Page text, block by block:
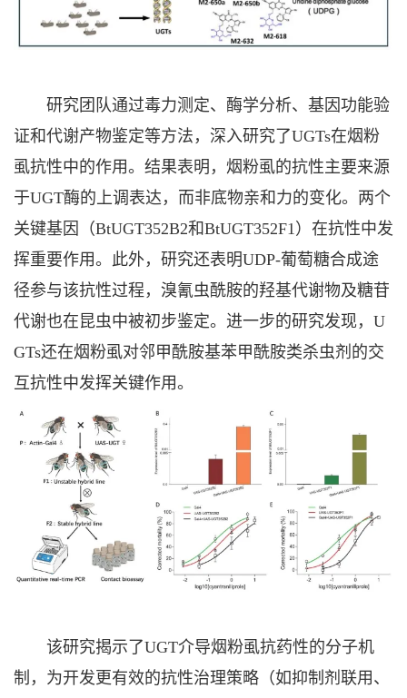
研究团队通过毒力测定、酶学分析、基因功能验
证和代谢产物鉴定等方法，深入研究了UGTs在烟粉
虱抗性中的作用。结果表明，烟粉虱的抗性主要来源
于UGT酶的上调表达，而非底物亲和力的变化。两个
关键基因（BtUGT352B2和BtUGT352F1）在抗性中发
挥重要作用。此外，研究还表明UDP-葡萄糖合成途
径参与该抗性过程，溴氰虫酰胺的羟基代谢物及糖苷
代谢也在昆虫中被初步鉴定。进一步的研究发现，U
GTs还在烟粉虱对邻甲酰胺基苯甲酰胺类杀虫剂的交
互抗性中发挥关键作用。
该研究揭示了UGT介导烟粉虱抗药性的分子机
制，为开发更有效的抗性治理策略（如抑制剂联用、